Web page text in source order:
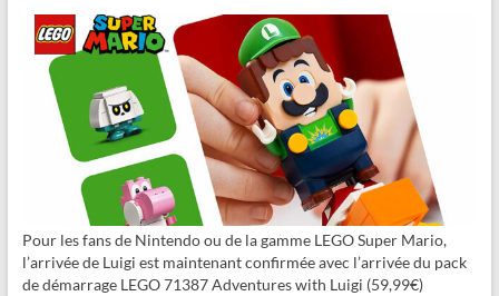
Pour les fans de Nintendo ou de la gamme LEGO Super Mario,
l’arrivée de Luigi est maintenant confirmée avec l’arrivée du pack
de démarrage LEGO 71387 Adventures with Luigi (59,99€)